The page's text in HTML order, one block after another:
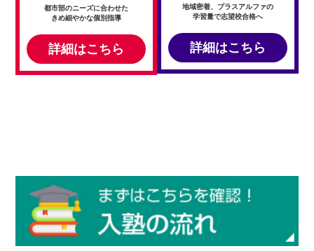
ある
都市部のニーズに合わせた
きめ細やかな個別指導
詳細はこちら
地域密着、プラスアルファの
学習量で志望校合格へ
詳細はこちら